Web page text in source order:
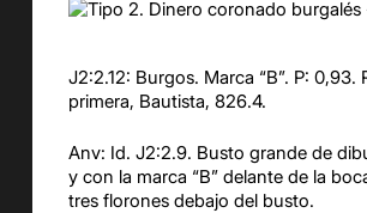
J2:2.12: Burgos. Marca “B”. P: 0,93.
primera, Bautista, 826.4.
Anv: Id. J2:2.9. Busto grande de
y con la marca “B” delante de la
tres florones debajo del busto.